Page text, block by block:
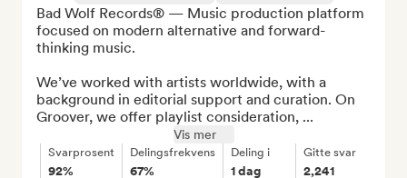
Bad Wolf Records® — Music production platform
focused on modern alternative and forward-
thinking music.
We’ve worked with artists worldwide, with a
background in editorial support and curation. On
Groover, we offer playlist consideration, ...
Vis mer
Svarprosent
92%
Delingsfrekvens
67%
Deling i
1 dag
Gitte svar
2,241